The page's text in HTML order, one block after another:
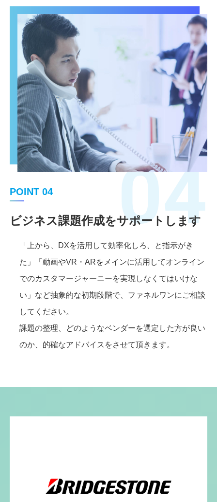
POINT 04
ビジネス課題作成をサポートします
04
「上から、DXを活用して効率化しろ、と指示がき
た」「動画やVR・ARをメインに活用してオンライン
でのカスタマージャーニーを実現しなくてはいけな
い」など抽象的な初期段階で、ファネルワンにご相談
してください。
課題の整理、どのようなベンダーを選定した方が良い
のか、的確なアドバイスをさせて頂きます。